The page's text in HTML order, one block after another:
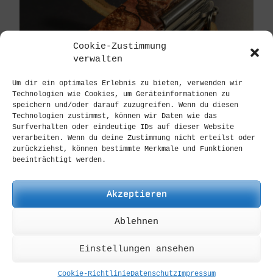
Cookie-Zustimmung
verwalten
Um dir ein optimales Erlebnis zu bieten, verwenden wir
Technologien wie Cookies, um Geräteinformationen zu
speichern und/oder darauf zuzugreifen. Wenn du diesen
Technologien zustimmst, können wir Daten wie das
Surfverhalten oder eindeutige IDs auf dieser Website
verarbeiten. Wenn du deine Zustimmung nicht erteilst oder
zurückziehst, können bestimmte Merkmale und Funktionen
beeinträchtigt werden.
Akzeptieren
Ablehnen
Einstellungen ansehen
Cookie-RichtlinieDatenschutzImpressum
Victorinox Craftsman „canyon“
Ab und an passiert es auch uns, dass wir einen
Umbau fertig stellen und das Teil am Liebsten
behalten würden. So auch bei diesem Craftsman
von Victorinox. Der amerikanische Kunde wollte
BRANDS